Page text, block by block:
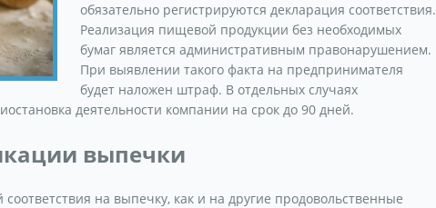
обязательно регистрируются декларация соответствия.
Реализация пищевой продукции без необходимых
бумаг является административным правонарушением.
При выявлении такого факта на предпринимателя
будет наложен штраф. В отдельных случаях
деятельности компании на срок до 90 дней.
выпечки
на выпечку, как и на другие продовольственные